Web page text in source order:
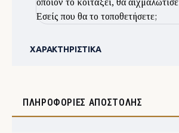
όποιον το κοιτάξει, θα
Εσείς που θα το τοποθετήσετε;
ΧΑΡΑΚΤΗΡΙΣΤΙΚΆ
ΠΛΗΡΟΦΟΡΊΕΣ ΑΠΟΣΤΟΛΉΣ